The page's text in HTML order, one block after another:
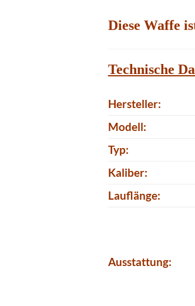
Diese Waffe
Technische
Hersteller:
Modell:
Typ:
Kaliber:
Lauflänge:
Ausstattung: